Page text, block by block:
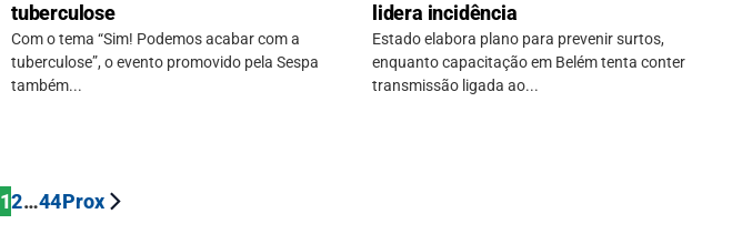
tuberculose
Com o tema “Sim! Podemos acabar com a
tuberculose”, o evento promovido pela Sespa
também...
lidera incidência
Estado elabora plano para prevenir surtos,
enquanto capacitação em Belém tenta conter
transmissão ligada ao...
12…44Prox